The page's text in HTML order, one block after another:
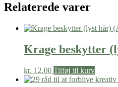
Relaterede varer
Krage beskytter
kr. 12.00 Tilføj til kurv